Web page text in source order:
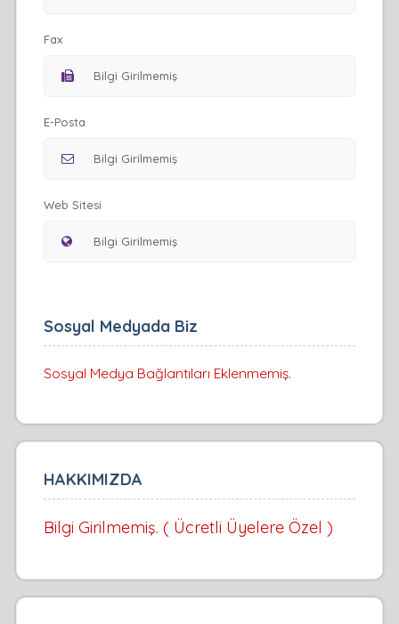
Fax
E-Posta
Web Sitesi
Sosyal Medyada Biz
Sosyal Medya Bağlantıları Eklenmemiş.
HAKKIMIZDA
Bilgi Girilmemiş. ( Ücretli Üyelere Özel )